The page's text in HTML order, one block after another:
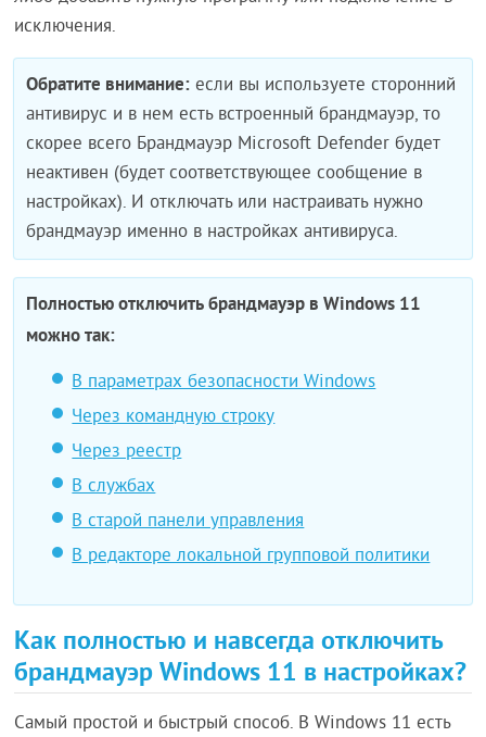
исключения.
Обратите внимание: если вы используете сторонний
антивирус и в нем есть встроенный брандмауэр, то
скорее всего Брандмауэр Microsoft Defender будет
неактивен (будет соответствующее сообщение в
настройках). И отключать или настраивать нужно
брандмауэр именно в настройках антивируса.
Полностью отключить брандмауэр в Windows 11
можно так:
В параметрах безопасности Windows
Через командную строку
Через реестр
В службах
В старой панели управления
В редакторе локальной групповой политики
Как полностью и навсегда отключить
брандмауэр Windows 11 в настройках?
Самый простой и быстрый способ. В Windows 11 есть